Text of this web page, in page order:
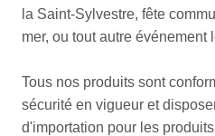
la Saint-Sylvestre, fête
mer, ou tout autre événement
Tous nos produits sont
sécurité en vigueur et
d'importation pour les